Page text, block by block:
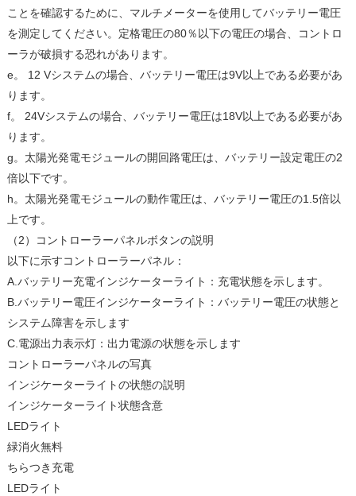
ことを確認するために、マルチメーターを使用してバッテリー電圧
を測定してください。定格電圧の80％以下の電圧の場合、コントロ
ーラが破損する恐れがあります。
e。 12 Vシステムの場合、バッテリー電圧は9V以上である必要があ
ります。
f。 24Vシステムの場合、バッテリー電圧は18V以上である必要があ
ります。
g。太陽光発電モジュールの開回路電圧は、バッテリー設定電圧の2
倍以下です。
h。太陽光発電モジュールの動作電圧は、バッテリー電圧の1.5倍以
上です。
（2）コントローラーパネルボタンの説明
以下に示すコントローラーパネル：
A.バッテリー充電インジケーターライト：充電状態を示します。
B.バッテリー電圧インジケーターライト：バッテリー電圧の状態と
システム障害を示します
C.電源出力表示灯：出力電源の状態を示します
コントローラーパネルの写真
インジケーターライトの状態の説明
インジケーターライト状態含意
LEDライト
緑消火無料
ちらつき充電
LEDライト